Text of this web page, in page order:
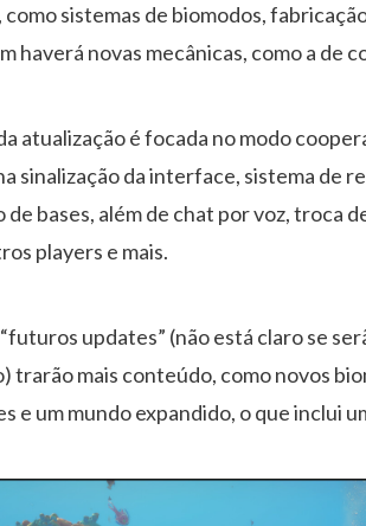
sistemas de biomodos,
haverá novas mecânicas, como a de
atualização é focada no modo
sinalização da interface, sistema de
de bases, além de chat por voz, troca
players e mais.
updates” (não está claro se
trarão mais conteúdo, como novos
e um mundo expandido, o que inclui